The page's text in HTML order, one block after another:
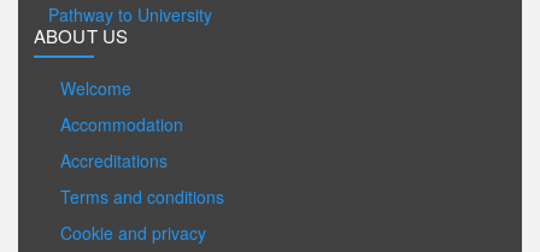
Pathway to University
ABOUT US
Welcome
Accommodation
Accreditations
Terms and conditions
Cookie and privacy